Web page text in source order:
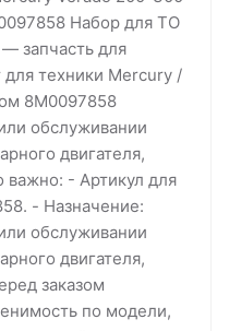
Набор для ТО
запчасть для
техники Mercury /
8M0097858
обслуживании
двигателя,
важно: - Артикул для
- Назначение:
обслуживании
двигателя,
заказом
по модели,